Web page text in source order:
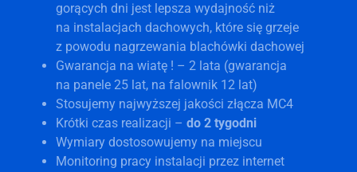
gorących dni jest lepsza wydajność niż
na instalacjach dachowych, które się grzeje
z powodu nagrzewania blachówki dachowej
Gwarancja na wiatę ! – 2 lata (gwarancja
na panele 25 lat, na falownik 12 lat)
Stosujemy najwyższej jakości złącza MC4
Krótki czas realizacji – do 2 tygodni
Wymiary dostosowujemy na miejscu
Monitoring pracy instalacji przez internet